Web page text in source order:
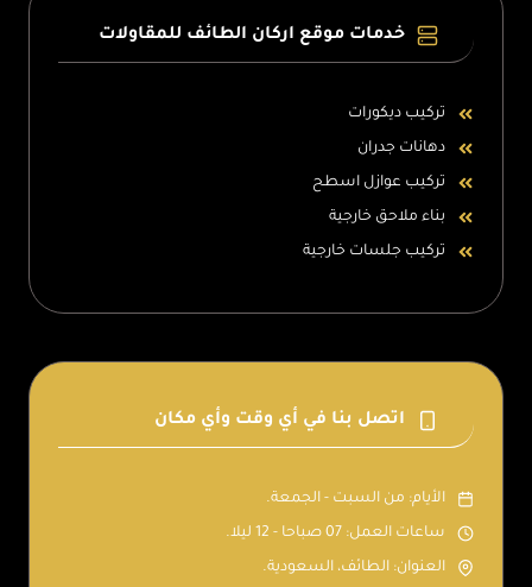
خدمات موقع اركان الطائف للمقاولات
تركيب ديكورات
دهانات جدران
تركيب عوازل اسطح
بناء ملاحق خارجية
تركيب جلسات خارجية
اتصل بنا في أي وقت وأي مكان
الأيام: من السبت - الجمعة.
ساعات العمل: 07 صباحا - 12 ليلا.
العنوان: الطائف، السعودية.